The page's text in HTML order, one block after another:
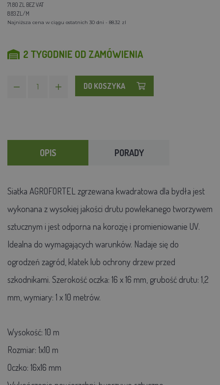
71.80 ZL BEZ VAT
8.83 ZL/M
Najniższa cena w ciągu ostatnich 30 dni - 88.32 zl
2 TYGODNIE OD ZAMÓWIENIA
DO KOSZYKA
OPIS PORADY
Siatka AGROFORTEL zgrzewana kwadratowa dla bydła jest
wykonana z wysokiej jakości drutu powlekanego tworzywem
sztucznym i jest odporna na korozję i promieniowanie UV.
Idealna do wymagających warunków. Nadaje się do
ogrodzeń zagród, klatek lub ochrony drzew przed
szkodnikami. Szerokość oczka: 16 x 16 mm, grubość drutu: 1,2
mm, wymiary: 1 x 10 metrów.
Wysokość: 10 m
Rozmiar: 1x10 m
Oczko: 16x16 mm